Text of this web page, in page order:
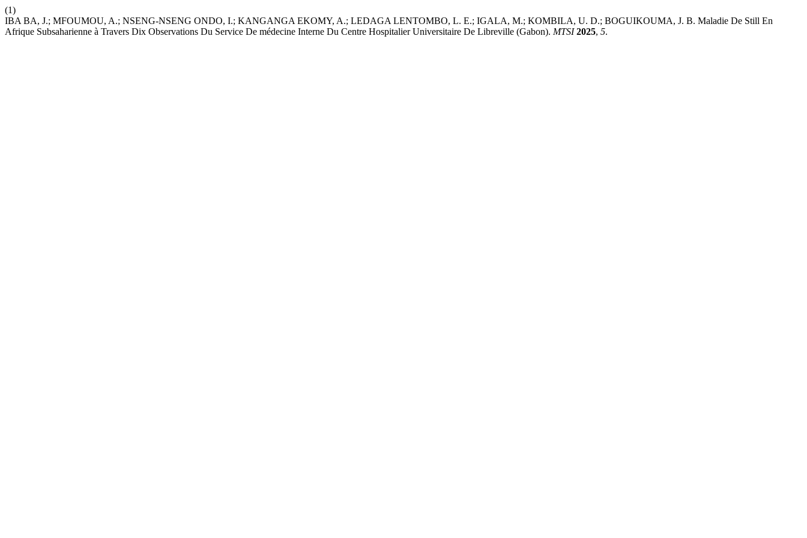
(1)
IBA BA, J.; MFOUMOU, A.; NSENG-NSENG ONDO, I.; KANGANGA EKOMY, A.; LEDAGA LENTOMBO, L. E.; IGALA, M.; KOMBILA, U. D.; BOGUIKOUMA, J. B. Maladie De Still En
Afrique Subsaharienne à Travers Dix Observations Du Service De médecine Interne Du Centre Hospitalier Universitaire De Libreville (Gabon). MTSI 2025, 5.